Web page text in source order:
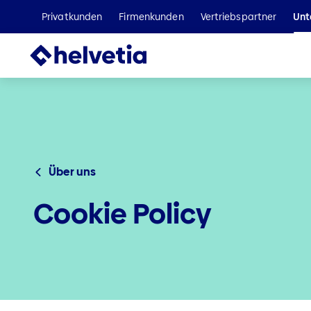
Privatkunden Firmenkunden Vertriebspartner
Über uns
Cookie Policy